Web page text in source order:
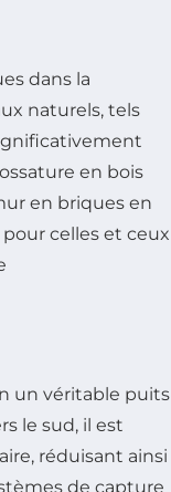
dans la
naturels, tels
en bois
en briques en
celles et ceux
un véritable puits
le sud, il est
réduisant ainsi
de capture